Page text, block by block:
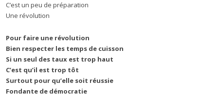
C’est un peu de préparation
Une révolution
Pour faire une révolution
Bien respecter les temps de cuisson
Si un seul des taux est trop haut
C’est qu’il est trop tôt
Surtout pour qu’elle soit réussie
Fondante de démocratie